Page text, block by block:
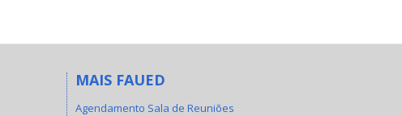
MAIS FAUED
Agendamento Sala de Reuniões